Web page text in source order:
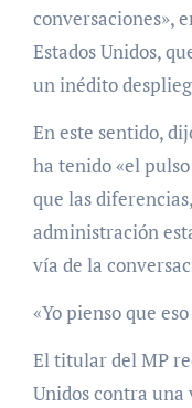
conversaciones»,
Estados Unidos,
un inédito
En este sentido,
ha tenido «el
que las
administración
vía de la
«Yo pienso que
El titular del MP
Unidos contra